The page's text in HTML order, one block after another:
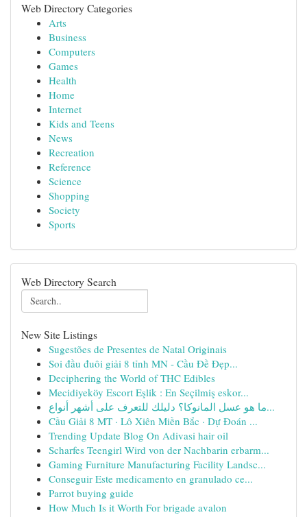
Web Directory Categories
Arts
Business
Computers
Games
Health
Home
Internet
Kids and Teens
News
Recreation
Reference
Science
Shopping
Society
Sports
Web Directory Search
New Site Listings
Sugestões de Presentes de Natal Originais
Soi đầu đuôi giải 8 tỉnh MN - Cầu Đề Đẹp...
Deciphering the World of THC Edibles
Mecidiyeköy Escort Eşlik : En Seçilmiş eskor...
ما هو عسل المانوكا؟ دليلك للتعرف على أشهر أنواع...
Cầu Giải 8 MT · Lô Xiên Miền Bắc · Dự Đoán ...
Trending Update Blog On Adivasi hair oil
Scharfes Teengirl Wird von der Nachbarin erbarm...
Gaming Furniture Manufacturing Facility Landsc...
Conseguir Este medicamento en granulado ce...
Parrot buying guide
How Much Is it Worth For brigade avalon